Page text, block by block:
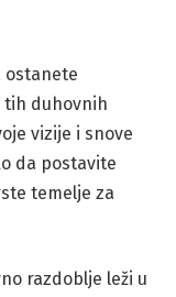
ostanete
tih duhovnih
vizije i snove
da postavite
temelje za
razdoblje leži u